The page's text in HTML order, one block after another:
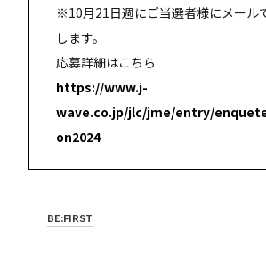
※10月21日週にご当選者様にメール
します。
応募詳細はこちら
https://www.j-
wave.co.jp/jlc/jme/entry/
on2024
BE:FIRST